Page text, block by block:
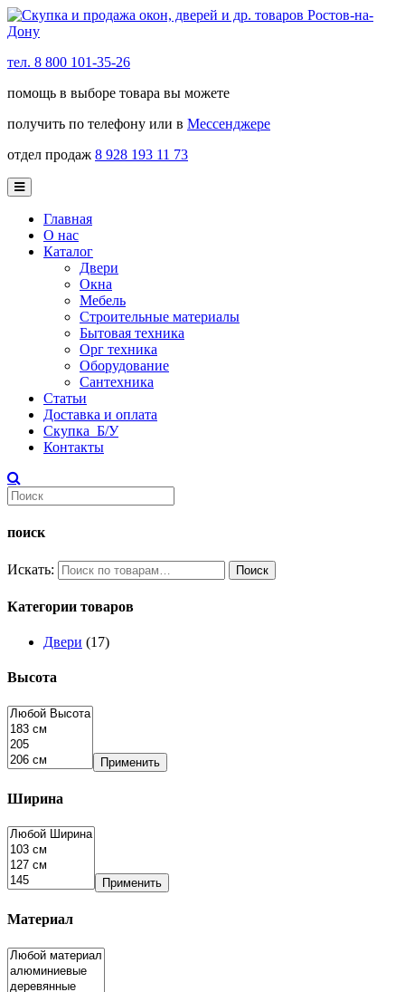
тел. 8 800 101-35-26
помощь в выборе товара вы можете
получить по телефону или в Мессенджере
отдел продаж 8 928 193 11 73
Главная
О нас
Каталог
Двери
Окна
Мебель
Строительные материалы
Бытовая техника
Орг техника
Оборудование
Сантехника
Статьи
Доставка и оплата
Скупка Б/У
Контакты
поиск
Искать: Поиск
Категории товаров
Двери (17)
Высота
Применить
Ширина
Применить
Материал